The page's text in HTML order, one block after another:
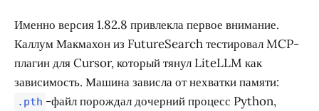
Именно версия 1.82.8 привлекла первое внимание.
Каллум Макмахон из FutureSearch тестировал MCP-
плагин для Cursor, который тянул LiteLLM как
зависимость. Машина зависла от нехватки памяти:
.pth -файл порождал дочерний процесс Python,